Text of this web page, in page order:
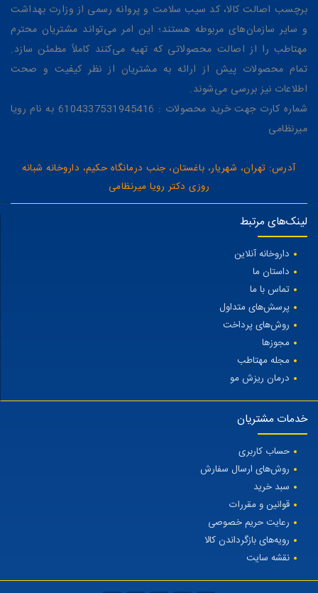
برچسب اصالت کالا، کد سیب سلامت و پروانه رسمی از وزارت بهداشت
و سایر سازمان‌های مربوطه هستند؛ این امر می‌تواند مشتریان محترم
مهتاطب را از اصالت محصولاتی که تهیه می‌کنند کاملاً مطمئن سازد.
تمام محصولات پیش از ارائه به مشتریان از نظر کیفیت و صحت
اطلاعات نیز بررسی می‌شوند.
شماره کارت جهت خرید محصولات : 6104337531945416 به نام رویا
میرنظامی
آدرس: تهران، شهریار، باغستان، جنب درمانگاه حکیم، داروخانه شبانه
روزی دکتر رویا میرنظامی
لینک‌های مرتبط
داروخانه آنلاین
داستان ما
تماس با ما
پرسش‌های متداول
روش‌های پرداخت
مجوزها
مجله مهتاطب
درمان ریزش مو
خدمات مشتریان
حساب کاربری
روش‌های ارسال سفارش
سبد خرید
قوانین و مقررات
رعایت حریم خصوصی
رویه‌های بازگرداندن کالا
نقشه سایت